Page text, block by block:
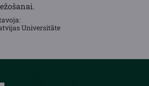
Universitāte